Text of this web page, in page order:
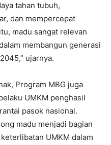
tahan tubuh,
dan mempercepat
madu sangat relevan
membangun generasi
ujarnya.
Program MBG juga
UMKM penghasil
pasok nasional.
madu menjadi bagian
UMKM dalam